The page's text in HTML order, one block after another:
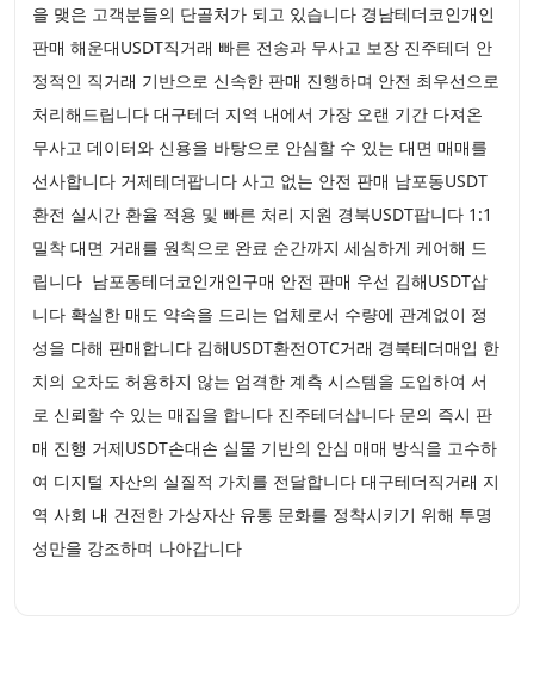
을 맺은 고객분들의 단골처가 되고 있습니다 경남테더코인개인
판매 해운대USDT직거래 빠른 전송과 무사고 보장 진주테더 안
정적인 직거래 기반으로 신속한 판매 진행하며 안전 최우선으로
처리해드립니다 대구테더 지역 내에서 가장 오랜 기간 다져온
무사고 데이터와 신용을 바탕으로 안심할 수 있는 대면 매매를
선사합니다 거제테더팝니다 사고 없는 안전 판매 남포동USDT
환전 실시간 환율 적용 및 빠른 처리 지원 경북USDT팝니다 1:1
밀착 대면 거래를 원칙으로 완료 순간까지 세심하게 케어해 드
립니다 남포동테더코인개인구매 안전 판매 우선 김해USDT삽
니다 확실한 매도 약속을 드리는 업체로서 수량에 관계없이 정
성을 다해 판매합니다 김해USDT환전OTC거래 경북테더매입 한
치의 오차도 허용하지 않는 엄격한 계측 시스템을 도입하여 서
로 신뢰할 수 있는 매집을 합니다 진주테더삽니다 문의 즉시 판
매 진행 거제USDT손대손 실물 기반의 안심 매매 방식을 고수하
여 디지털 자산의 실질적 가치를 전달합니다 대구테더직거래 지
역 사회 내 건전한 가상자산 유통 문화를 정착시키기 위해 투명
성만을 강조하며 나아갑니다